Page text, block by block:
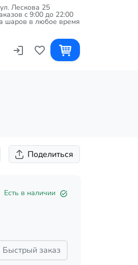
Лескова 25
c 9:00 до 22:00
шаров в любое время
Поделиться
Есть в наличии
Быстрый заказ